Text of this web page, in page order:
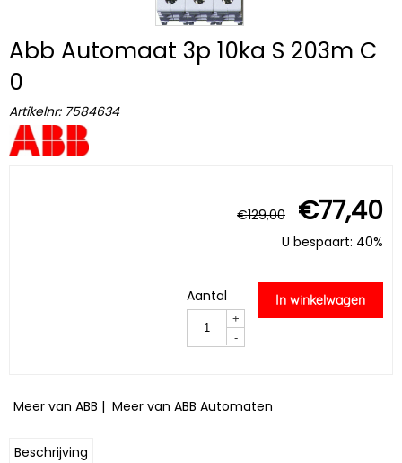
Abb Automaat 3p 10ka S 203m C
0
Artikelnr: 7584634
€129,00 €77,40
U bespaart: 40%
Aantal
+
-
In winkelwagen
Meer van ABB | Meer van ABB Automaten
Beschrijving